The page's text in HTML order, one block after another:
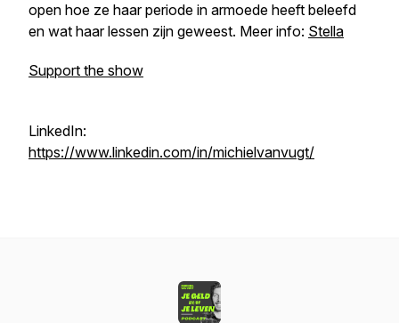
open hoe ze haar periode in armoede heeft beleefd
en wat haar lessen zijn geweest. Meer info: Stella
Support the show
LinkedIn:
https://www.linkedin.com/in/michielvanvugt/